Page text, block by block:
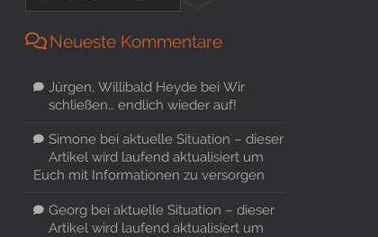
Neueste Kommentare
Jürgen, Willibald Heydebei Wir
schließen… endlich wieder auf!
Simonebei aktuelle Situation – dieser
Artikel wird laufend aktualisiert um
Euch mit Informationen zu versorgen
Georg bei aktuelle Situation – dieser
Artikel wird laufend aktualisiert um